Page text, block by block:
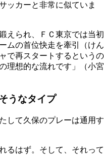
ッカーと非常に似ていま
えられ、ＦＣ東京では当初
ムの首位快走を牽引（けん
で再スタートするというの
理想的な流れです」（小宮
うなタイプ
して久保のプレーは通用す
るはず。そして、それって